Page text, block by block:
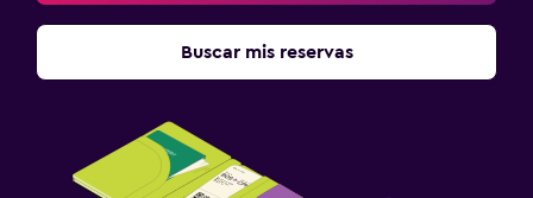
Buscar mis reservas